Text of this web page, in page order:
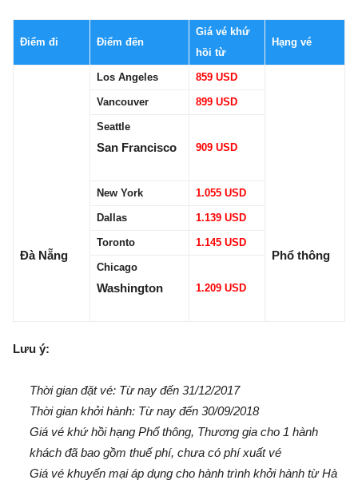
Điểm đi Điểm đến
Giá vé khứ
hồi từ
Hạng vé
Đà Nẵng
Los Angeles 859 USD
Phổ thông
Vancouver 899 USD
Seattle
San Francisco 909 USD
New York 1.055 USD
Dallas 1.139 USD
Toronto 1.145 USD
Chicago
Washington 1.209 USD
Lưu ý:
Thời gian đặt vé: Từ nay đến 31/12/2017
Thời gian khởi hành: Từ nay đến 30/09/2018
Giá vé khứ hồi hạng Phổ thông, Thương gia cho 1 hành
khách đã bao gồm thuế phí, chưa có phí xuất vé
Giá vé khuyến mại áp dụng cho hành trình khởi hành từ Hà